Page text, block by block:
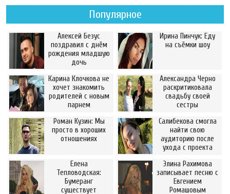
Популярное
Алексей Безус
поздравил с днём
рождения младшую
дочь
Ирина Пинчук: Еду
на съёмки шоу
Карина Клочкова не
хочет знакомить
родителей с новым
парнем
Александра Черно
раскритиковала
свадьбу своей
сестры
Роман Кузин: Мы
просто в хороших
отношениях
Салибекова смогла
найти свою
аудиторию после
ухода с проекта
Елена
Тепловодская:
Бумеранг
существует
Элина Рахимова
записывает песню с
Евгением
Ромашовым